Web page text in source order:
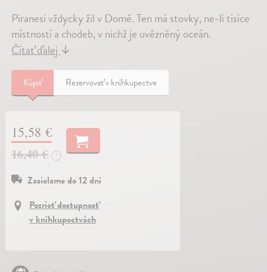
Piranesi vždycky žil v Domě. Ten má stovky, ne-li tisíce
místností a chodeb, v nichž je uvězněný oceán.
Čítať ďalej ↓
Kúpiť Rezervovať v kníhkupectve
15,58 €
16,40 €
?
Zasielame do 12 dní
Pozrieť dostupnosť
v kníhkupectvách